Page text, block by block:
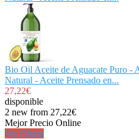
Bio Oil Aceite de Aguacate Puro -
Natural - Aceite Prensado en...
27,22€
disponible
2 new from 27,22€
Mejor Precio Online
Ver Oferta